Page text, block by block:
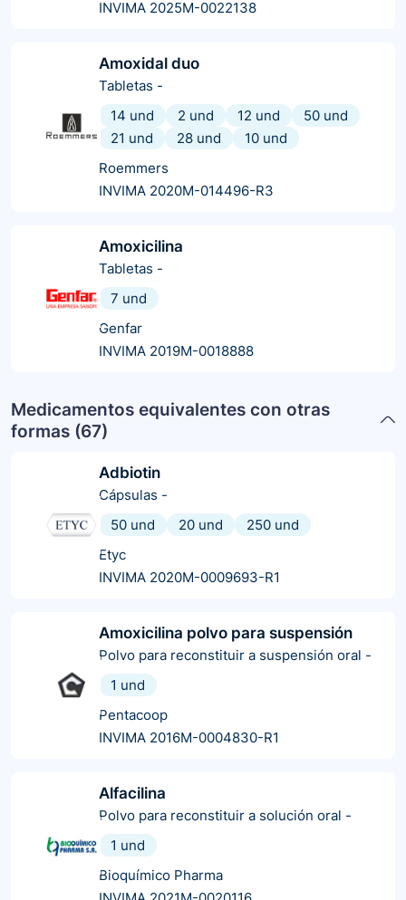
INVIMA 2025M-0022138
Amoxidal duo
Tabletas -
14 und
2 und 12 und
50 und
21 und
28 und
10 und
Roemmers
INVIMA 2020M-014496-R3
Amoxicilina
Tabletas -
7 und
Genfar
INVIMA 2019M-0018888
Medicamentos equivalentes con otras
formas (67)
Adbiotin
Cápsulas -
50 und
20 und
250 und
Etyc
INVIMA 2020M-0009693-R1
Amoxicilina polvo para suspensión
Polvo para reconstituir a suspensión oral -
1 und
Pentacoop
INVIMA 2016M-0004830-R1
Alfacilina
Polvo para reconstituir a solución oral -
1 und
Bioquímico Pharma